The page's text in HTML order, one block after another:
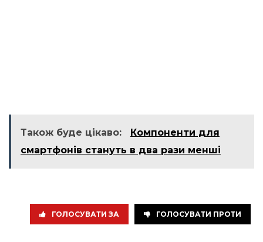
Також буде цікаво:
Компоненти для
смартфонів стануть в два рази менші
ГОЛОСУВАТИ ЗА ГОЛОСУВАТИ ПРОТИ